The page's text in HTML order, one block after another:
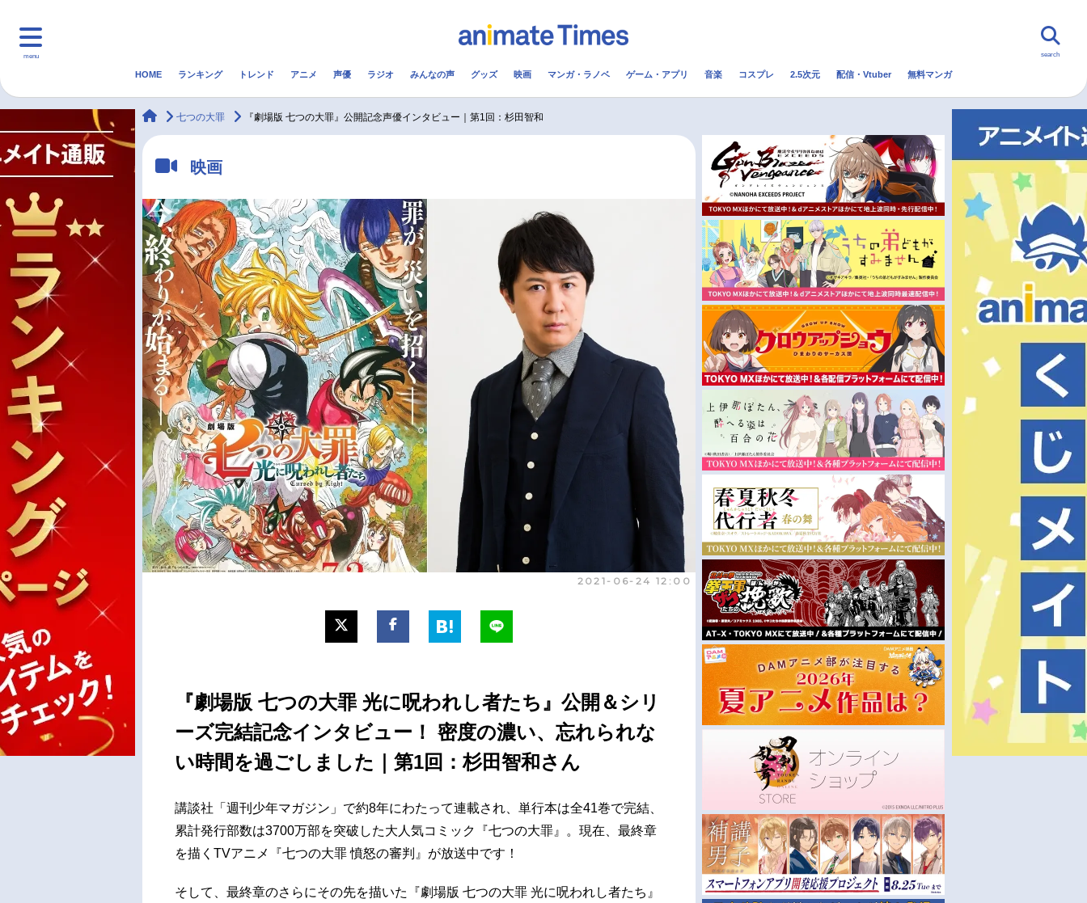
menu
マンガ・ラノベ ゲーム・アプリ 配信・Vtuber トレンド 無料マンガ
最新記事一覧
アニメ記事一覧
声優記事一覧
実写化映画一覧
男性声優/女性声優一覧
今期アニメ曜日別一覧 秋アニメ
冬アニメ
FOLLOW US
search
HOME ランキング トレンド アニメ 声優 ラジオ みんなの声 グッズ 映画 マンガ・ラノベ ゲーム・アプリ 音楽 コスプレ 2.5次元 配信・Vtuber 無料マンガ
animateTimes
七つの大罪 『劇場版 七つの大罪』公開記念声優インタビュー｜第1回：杉田智和
映画
2021-06-24 12:00
『劇場版 七つの大罪 光に呪われし者たち』公開＆シリ
ーズ完結記念インタビュー！ 密度の濃い、忘れられな
い時間を過ごしました｜第1回：杉田智和さん
講談社「週刊少年マガジン」で約8年にわたって連載され、単行本は全41巻で完結、
累計発行部数は3700万部を突破した大人気コミック『七つの大罪』。現在、最終章
を描くTVアニメ『七つの大罪 憤怒の審判』が放送中です！
そして、最終章のさらにその先を描いた『劇場版 七つの大罪 光に呪われし者たち』